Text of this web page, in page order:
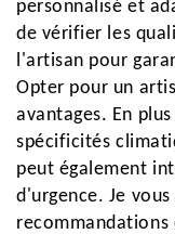
personnalisé et
de vérifier les
l'artisan pour
Opter pour un
avantages. En
spécificités
peut également
d'urgence. Je